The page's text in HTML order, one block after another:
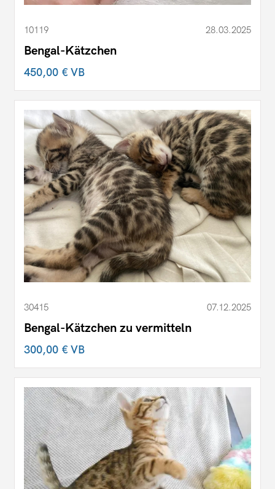
10119 28.03.2025
Bengal-Kätzchen
450,00 €VB
30415 07.12.2025
Bengal-Kätzchen zu vermitteln
300,00 €VB